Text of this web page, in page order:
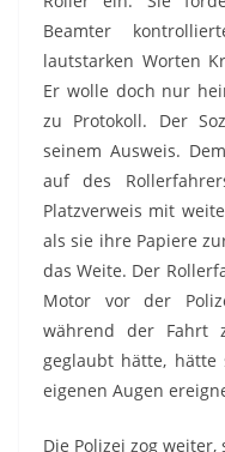
Beamter
lautstarken Worten
Er wolle doch nur
zu Protokoll. Der
seinem Ausweis.
auf des
Platzverweis mit
als sie ihre Papiere
das Weite. Der
Motor vor der
während der Fahrt
geglaubt hätte, hätte
eigenen Augen
Die Polizei zog